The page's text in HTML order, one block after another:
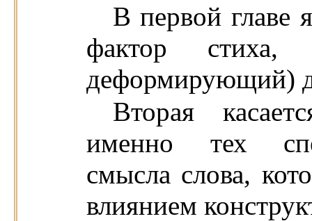
В первой главе
фактор стиха,
деформирующий)
Вторая
именно тех
смысла слова,
влиянием